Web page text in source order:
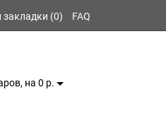
(0) FAQ
на 0 р.